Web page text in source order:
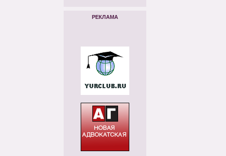
РЕКЛАМА